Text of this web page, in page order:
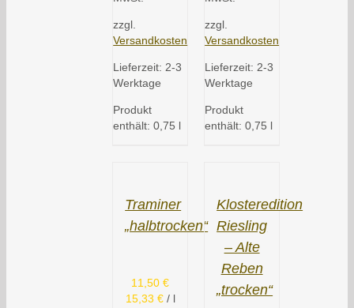
zzgl.
Versandkosten
Lieferzeit: 2-3
Werktage
Produkt
enthält: 0,75 l
zzgl.
Versandkosten
Lieferzeit: 2-3
Werktage
Produkt
enthält: 0,75 l
Traminer
„halbtrocken“
11,50€
15,33 €/ l
Klosteredition
Riesling
– Alte
Reben
„trocken“